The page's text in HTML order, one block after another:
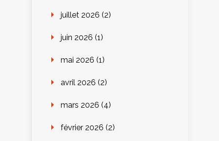
juillet 2026 (2)
juin 2026 (1)
mai 2026 (1)
avril 2026 (2)
mars 2026 (4)
février 2026 (2)